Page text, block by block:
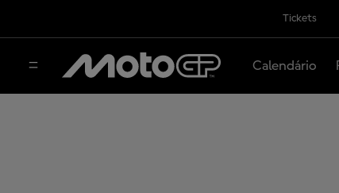
Tickets
Calendário